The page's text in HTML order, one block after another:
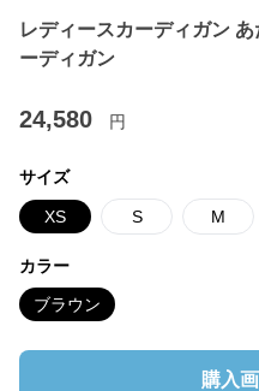
レディースカーディガン
ーディガン
24,580 円
サイズ
XS S M
カラー
ブラウン
購入